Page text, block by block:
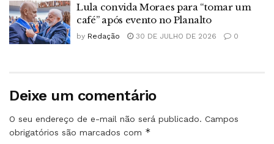
Lula convida Moraes para “tomar um
café” após evento no Planalto
by Redação 30 DE JULHO DE 2026 0
Deixe um comentário
O seu endereço de e-mail não será publicado. Campos
obrigatórios são marcados com *